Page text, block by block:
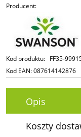
Producent:
Kod produktu: FF35-
Kod EAN:087614142876
Opis
Koszty
Cena nie zawiera